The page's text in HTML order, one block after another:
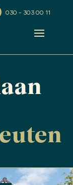
030 - 303 00 11